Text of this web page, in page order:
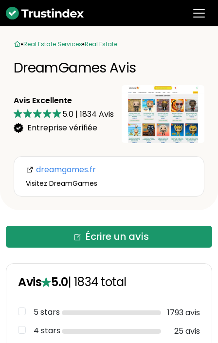
Real Estate Services Real Estate
DreamGames Avis
Avis Excellente
5.0 | 1834 Avis
Entreprise vérifiée
dreamgames.fr
Visitez DreamGames
Écrire un avis
Avis 5.0| 1834 total
5 stars
1793 avis
4 stars
25 avis